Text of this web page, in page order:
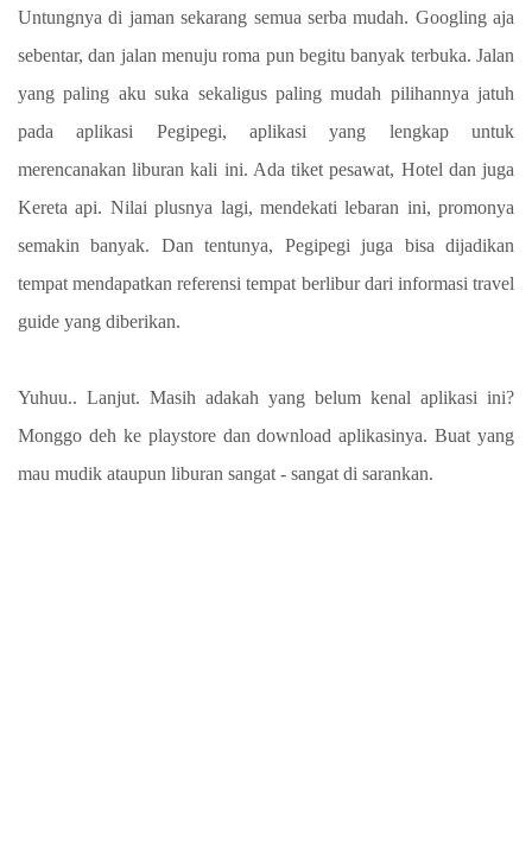
Untungnya di jaman sekarang semua serba mudah. Googling aja
sebentar, dan jalan menuju roma pun begitu banyak terbuka. Jalan
yang paling aku suka sekaligus paling mudah pilihannya jatuh
pada aplikasi Pegipegi, aplikasi yang lengkap untuk
merencanakan liburan kali ini. Ada tiket pesawat, Hotel dan juga
Kereta api. Nilai plusnya lagi, mendekati lebaran ini, promonya
semakin banyak. Dan tentunya, Pegipegi juga bisa dijadikan
tempat mendapatkan referensi tempat berlibur dari informasi travel
guide yang diberikan.
Yuhuu.. Lanjut. Masih adakah yang belum kenal aplikasi ini?
Monggo deh ke playstore dan download aplikasinya. Buat yang
mau mudik ataupun liburan sangat - sangat di sarankan.